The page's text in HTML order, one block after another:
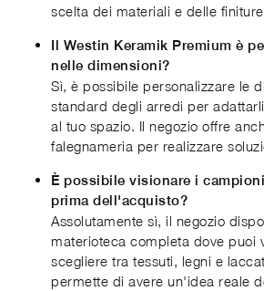
scelta dei materiali e delle
Il Westin Keramik Premium è
nelle dimensioni?
Sì, è possibile personalizzare le
standard degli arredi per
al tuo spazio. Il negozio offre
falegnameria per realizzare
È possibile visionare i
prima dell'acquisto?
Assolutamente sì, il negozio
materioteca completa dove puoi
scegliere tra tessuti, legni e
permette di avere un'idea reale